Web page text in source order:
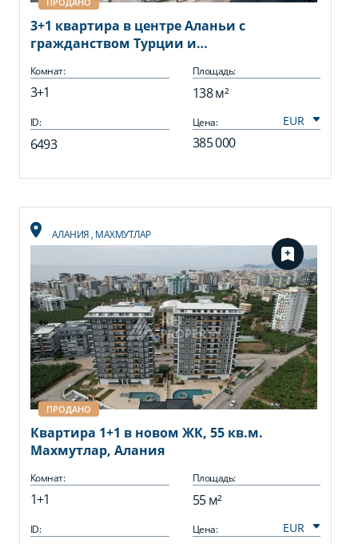
3+1 квартира в центре Аланьи с
гражданством Турции и
Комнат:
3+1
Площадь:
138 м²
ID:
6493
Цена:
385 000
АЛАНИЯ, МАХМУТЛАР
ПРОДАНО
Квартира 1+1 в новом ЖК, 55 кв.м.
Махмутлар, Алания
Комнат:
1+1
Площадь:
55 м²
ID: Цена: